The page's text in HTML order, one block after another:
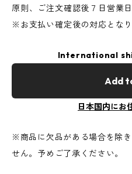
原則、ご注文確認後７日営業
※お支払い確定後の対応となり
International
Add
日本国内にお
※商品に欠品がある場合を除
せん。予めご了承ください。